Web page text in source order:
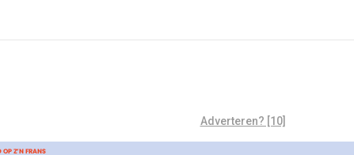
Adverteren? [10]